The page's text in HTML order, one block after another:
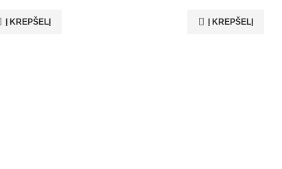
Į KREPŠELĮ Į KREPŠELĮ